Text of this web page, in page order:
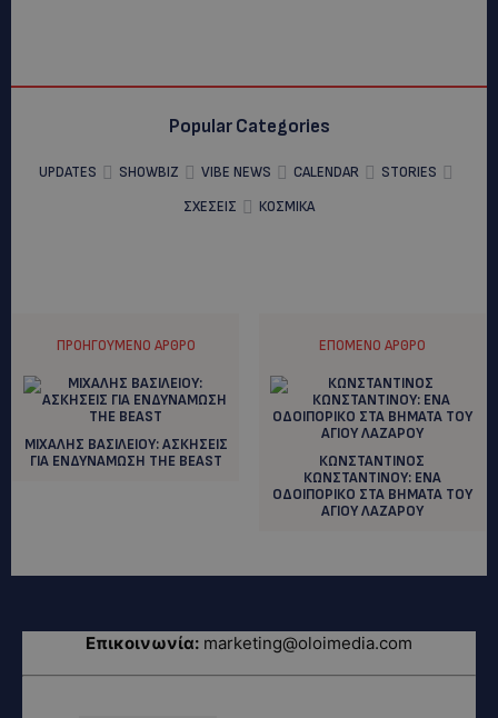
Popular Categories
UPDATES SHOWBIZ VIBE NEWS CALENDAR
STORIES
ΣΧΕΣΕΙΣ
ΚΟΣΜΙΚΑ
ΠΡΟΗΓΟΎΜΕΝΟ ΆΡΘΡΟ
ΜΙΧΑΛΗΣ ΒΑΣΙΛΕΙΟΥ: ΑΣΚΗΣΕΙΣ
ΓΙΑ ΕΝΔΥΝΑΜΩΣΗ THE BEΑST
ΕΠΌΜΕΝΟ ΆΡΘΡΟ
ΚΩΝΣΤΑΝΤΙΝΟΣ
ΚΩΝΣΤΑΝΤΙΝΟΥ: ΕΝΑ
ΟΔΟΙΠΟΡΙΚΟ ΣΤΑ ΒΗΜΑΤΑ ΤΟΥ
ΑΓΙΟΥ ΛΑΖΑΡΟΥ
Επικοινωνία: marketing@oloimedia.com